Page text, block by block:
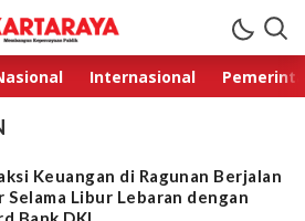
RayaKepercayaan Publik
Internasional
Keuangan di Ragunan Berjalan
Selama Libur Lebaran dengan